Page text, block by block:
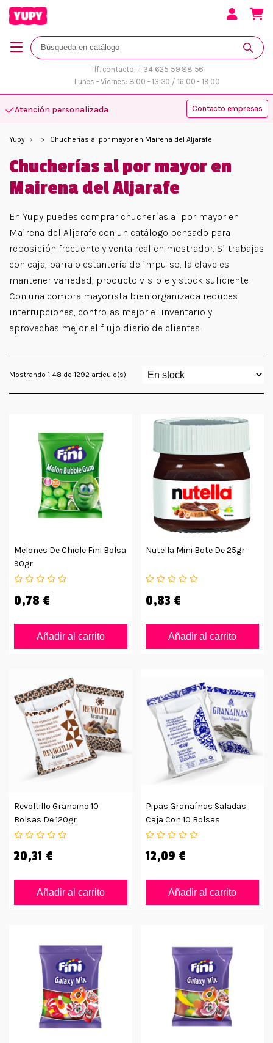
Tlf. contacto: + 34 625 59 88 56
Lunes - Viernes: 8:00 - 13:30 / 16:00 - 19:00
Atención personalizada Contacto empresas
Yupy Chucherías al por mayor en Mairena del Aljarafe
Chucherías al por mayor en
Mairena del Aljarafe
En Yupy puedes comprar chucherías al por mayor en
Mairena del Aljarafe con un catálogo pensado para
reposición frecuente y venta real en mostrador. Si trabajas
con caja, barra o estantería de impulso, la clave es
mantener variedad, producto visible y stock suficiente.
Con una compra mayorista bien organizada reduces
interrupciones, controlas mejor el inventario y
aprovechas mejor el flujo diario de clientes.
Mostrando 1-48 de 1292 artículo(s)
Melones De Chicle Fini Bolsa
90gr
0,78 €
Añadir al carrito
Nutella Mini Bote De 25gr
0,83 €
Añadir al carrito
Revoltillo Granaino 10
Bolsas De 120gr
20,31 €
Añadir al carrito
Pipas Granaínas Saladas
Caja Con 10 Bolsas
12,09 €
Añadir al carrito